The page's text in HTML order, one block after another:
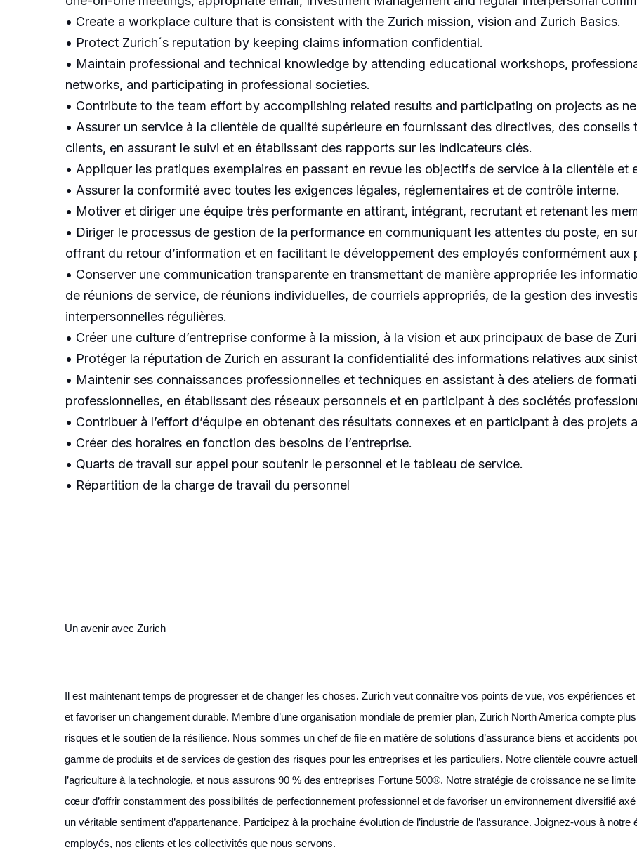
• Create a workplace culture that is consistent with the Zurich mission, vision and Zurich Basics.
• Protect Zurich´s reputation by keeping claims information confidential.
• Maintain professional and technical knowledge by attending educational workshops,
networks, and participating in professional societies.
• Contribute to the team effort by accomplishing related results and participating on projects as
• Assurer un service à la clientèle de qualité supérieure en fournissant des directives, des
clients, en assurant le suivi et en établissant des rapports sur les indicateurs clés.
• Appliquer les pratiques exemplaires en passant en revue les objectifs de service à la clientèle et
• Assurer la conformité avec toutes les exigences légales, réglementaires et de contrôle interne.
• Motiver et diriger une équipe très performante en attirant, intégrant, recrutant et retenant les
• Diriger le processus de gestion de la performance en communiquant les attentes du poste, en
offrant du retour d’information et en facilitant le développement des employés conformément aux
• Conserver une communication transparente en transmettant de manière appropriée les
de réunions de service, de réunions individuelles, de courriels appropriés, de la gestion des
interpersonnelles régulières.
• Créer une culture d’entreprise conforme à la mission, à la vision et aux principaux de base de
• Protéger la réputation de Zurich en assurant la confidentialité des informations relatives aux
• Maintenir ses connaissances professionnelles et techniques en assistant à des ateliers de
professionnelles, en établissant des réseaux personnels et en participant à des sociétés
• Contribuer à l’effort d’équipe en obtenant des résultats connexes et en participant à des projets
• Créer des horaires en fonction des besoins de l’entreprise.
• Quarts de travail sur appel pour soutenir le personnel et le tableau de service.
• Répartition de la charge de travail du personnel
Un avenir avec Zurich
Il est maintenant temps de progresser et de changer les choses. Zurich veut connaître vos points de vue, vos expériences
et favoriser un changement durable. Membre d’une organisation mondiale de premier plan, Zurich North America compte
risques et le soutien de la résilience. Nous sommes un chef de file en matière de solutions d’assurance biens et accidents
gamme de produits et de services de gestion des risques pour les entreprises et les particuliers. Notre clientèle couvre
l’agriculture à la technologie, et nous assurons 90 % des entreprises Fortune 500®. Notre stratégie de croissance ne se
cœur d’offrir constamment des possibilités de perfectionnement professionnel et de favoriser un environnement diversifié
un véritable sentiment d’appartenance. Participez à la prochaine évolution de l’industrie de l’assurance. Joignez-vous à
employés, nos clients et les collectivités que nous servons.